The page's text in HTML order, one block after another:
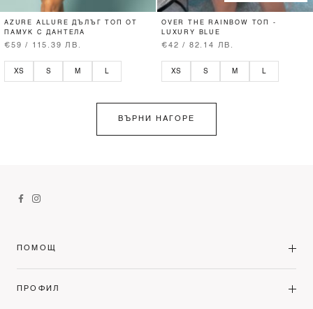
AZURE ALLURE ДЪЛЪГ ТОП ОТ
ПАМУК С ДАНТЕЛА
€59 / 115.39 ЛВ.
XS S M L
OVER THE RAINBOW ТОП -
LUXURY BLUE
€42 / 82.14 ЛВ.
XS S M L
ВЪРНИ НАГОРЕ
ПОМОЩ
ПРОФИЛ